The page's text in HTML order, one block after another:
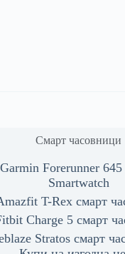
Смарт часовници
Garmin Forerunner
Smartwatch
T-Rex смарт
Charge 5 смарт
Stratos смарт